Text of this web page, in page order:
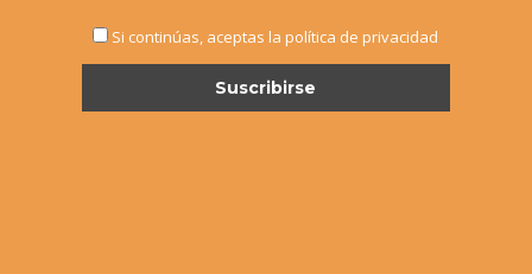
Si continúas, aceptas la política de privacidad